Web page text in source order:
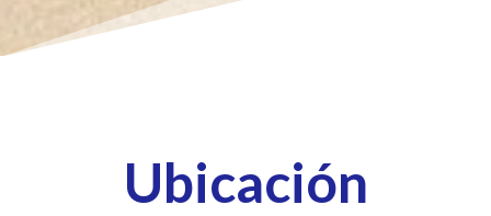
Ubicación